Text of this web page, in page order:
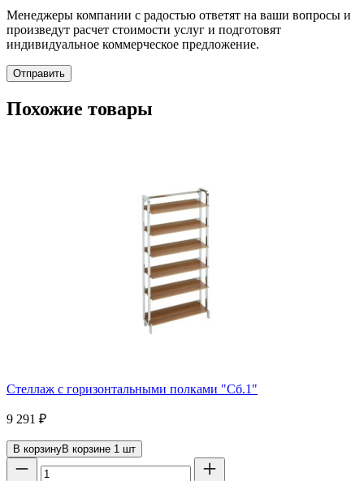
Менеджеры компании с радостью ответят на ваши вопросы и
произведут расчет стоимости услуг и подготовят
индивидуальное коммерческое предложение.
Отправить
Похожие товары
Стеллаж с горизонтальными полками "Сб.1"
9 291 ₽
В корзинуВ корзине 1 шт